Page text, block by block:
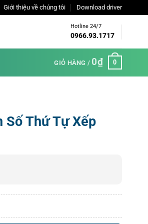
Giới thiệu về chúng tôi Download driver
Hotline 24/7
0966.93.1717
GIỎ HÀNG / 0₫ 0
Số Thứ Tự Xếp